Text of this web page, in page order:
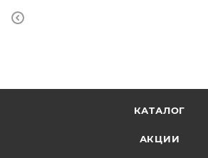
КАТАЛОГ
АКЦИИ